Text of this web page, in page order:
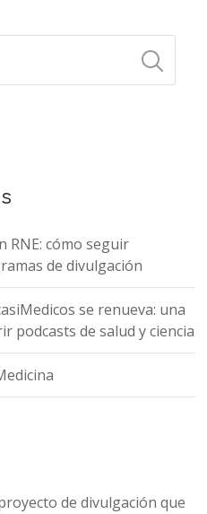
RNE: cómo seguir
de divulgación
se renueva: una
podcasts de salud y ciencia
de divulgación que